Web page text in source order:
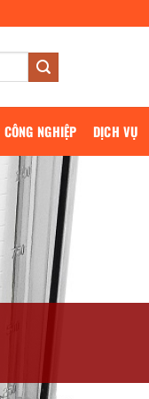
NGHIỆP DỊCH VỤ